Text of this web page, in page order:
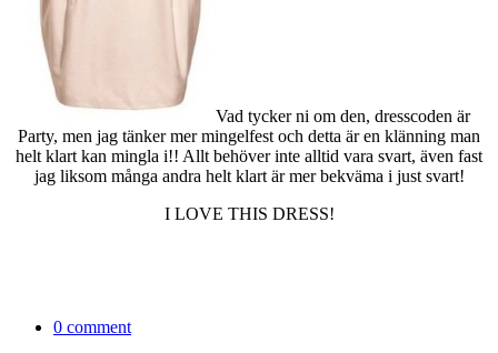
Vad tycker ni om den, dresscoden är
Party, men jag tänker mer mingelfest och detta är en klänning man
helt klart kan mingla i!! Allt behöver inte alltid vara svart, även fast
jag liksom många andra helt klart är mer bekväma i just svart!
I LOVE THIS DRESS!
0 comment